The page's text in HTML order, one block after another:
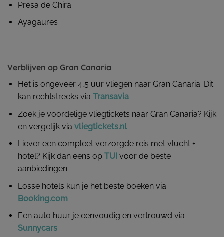
Presa de Chira
Ayagaures
Verblijven op Gran Canaria
Het is ongeveer 4,5 uur vliegen naar Gran Canaria. Dit
kan rechtstreeks via Transavia
Zoek je voordelige vliegtickets naar Gran Canaria? Kijk
en vergelijk via vliegtickets.nl
Liever een compleet verzorgde reis met vlucht +
hotel? Kijk dan eens op TUI voor de beste
aanbiedingen
Losse hotels kun je het beste boeken via
Booking.com
Een auto huur je eenvoudig en vertrouwd via
Sunnycars